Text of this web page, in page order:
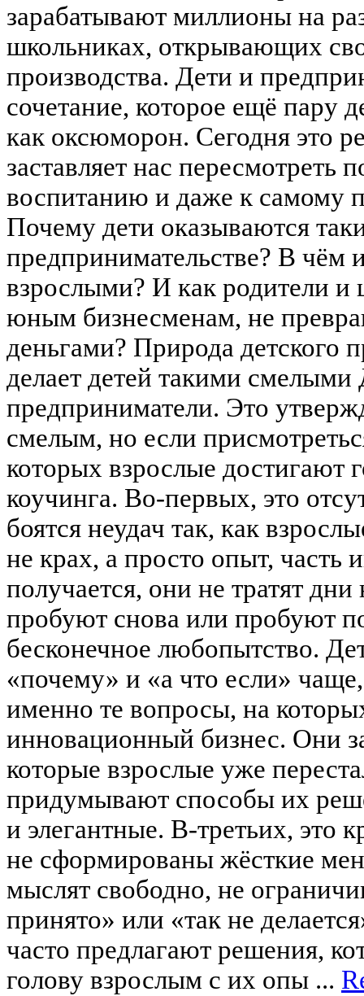
зарабатывают миллионы на
школьниках, открывающих
производства. Дети и
сочетание, которое ещё пару
как оксюморон. Сегодня это
заставляет нас пересмотреть
воспитанию и даже к самому
Почему дети оказываются
предпринимательстве? В чём
взрослыми? И как родители
юным бизнесменам, не
деньгами? Природа детского
делает детей такими
предприниматели. Это
смелым, но если
которых взрослые достигают
коучинга. Во-первых, это
боятся неудач так, как
не крах, а просто опыт, часть
получается, они не тратят
пробуют снова или пробуют
бесконечное любопытство.
«почему» и «а что если»
именно те вопросы, на
инновационный бизнес. Они
которые взрослые уже
придумывают способы их
и элегантные. В-третьих, это
не сформированы жёсткие
мыслят свободно, не
принято» или «так не
часто предлагают решения,
голову взрослым с их опы ...